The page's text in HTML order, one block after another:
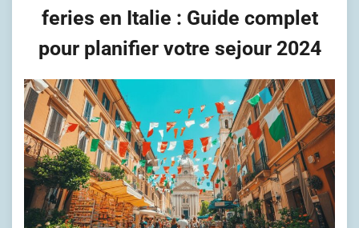
feries en Italie : Guide complet
pour planifier votre sejour 2024